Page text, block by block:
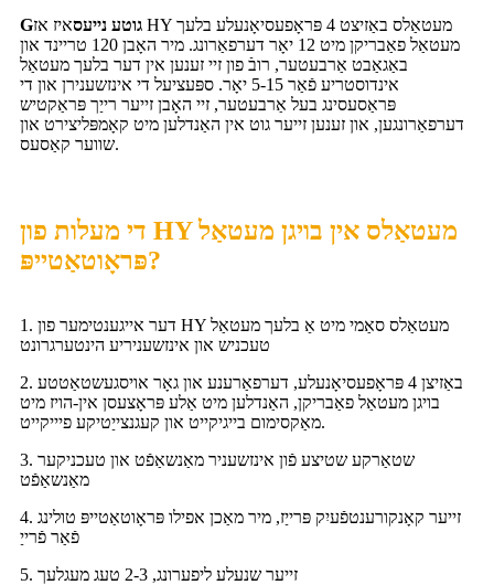
G גוטע נייעסאיז אז HY מעטאַלס ​​באַזיצט 4 פּראָפעסיאָנעלע בלעך
מעטאַל פאַבריקן מיט 12 יאָר דערפאַרונג. מיר האָבן 120 טריינד און
באַגאַבט אַרבעטער, רובֿ פון זיי זענען אין דער בלעך מעטאַל
אינדוסטריע פֿאַר 5-15 יאָר. ספּעציעל די אינזשענירן און די
פּראַסעסינג בעל אַרבעטער, זיי האָבן זייער רייַך פּראַקטיש
דערפאַרונגען, און זענען זייער גוט אין האַנדלען מיט קאָמפּליצירט און
שווער קאַסעס.
די מעלות פון HY מעטאַלס ​​אין בויגן מעטאַל
פּראָוטאַטייפּ?
1. דער אייגענטימער פון HY מעטאַלס ​​סאַמי מיט אַ בלעך מעטאַל
טעכניש און אינזשעניריע הינטערגרונט
2. באַזיצן 4 פּראָפעסיאָנעלע, דערפאַרענע און גאָר אויסגעשטאַטטע
בויגן מעטאַל פאַבריקן, האַנדלען מיט אַלע פּראָצעסן אין-הויז מיט
מאַקסימום בייגיקייט און קעגנצייַטיקע פיייקייט.
3. שטאַרקע שטיצע פֿון אינזשעניר מאַנשאַפֿט און טעכניקער
מאַנשאַפֿט
4. זייער קאָנקורענטפֿעיִק פּרייַז, מיר מאַכן אפילו פּראָוטאַטייפּ טולינג
פֿאַר פֿרייַ
5. זייער שנעלע ליפערונג, 2-3 טעג מעגלעך